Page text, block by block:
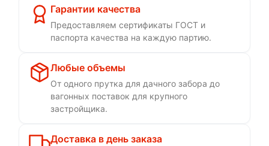
Гарантии качества
Предоставляем сертификаты ГОСТ и
паспорта качества на каждую партию.
Любые объемы
От одного прутка для дачного забора до
вагонных поставок для крупного
застройщика.
Доставка в день заказа